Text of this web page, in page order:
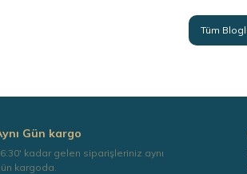
Tüm
Gün kargo
kadar gelen siparişleriniz aynı
kargoda.